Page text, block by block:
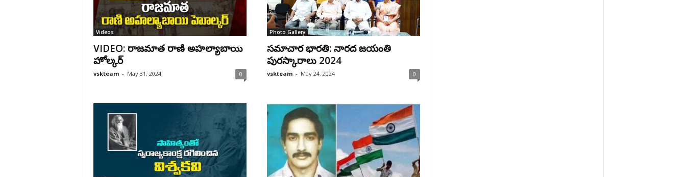
Videos
VIDEO: రాజమాత రాణి అహల్యాబాయి
హోల్కర్
vskteam - May 31, 2024 0
Photo Gallery
సమాచార భారతి: నారద జయంతి
పురస్కారాలు 2024
vskteam - May 24, 2024 0